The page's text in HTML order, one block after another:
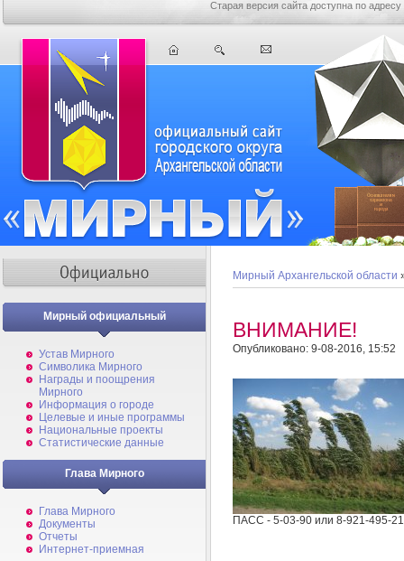
Старая версия сайта доступна по адресу
Мирный официальный
Устав Мирного
Символика Мирного
Награды и поощрения
Мирного
Информация о городе
Целевые и иные программы
Национальные проекты
Статистические данные
Глава Мирного
Глава Мирного
Документы
Отчеты
Интернет-приемная
Мирный Архангельской области
ВНИМАНИЕ!
Опубликовано: 9-08-2016, 15:52
ПАСС - 5-03-90 или 8-921-495-